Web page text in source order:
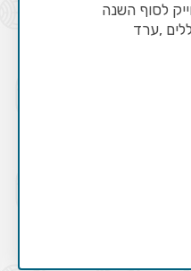
לסוף השנה
,ערד